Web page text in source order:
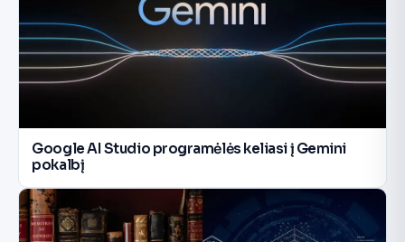
Google AI Studio programėlės keliasi į Gemini
pokalbį